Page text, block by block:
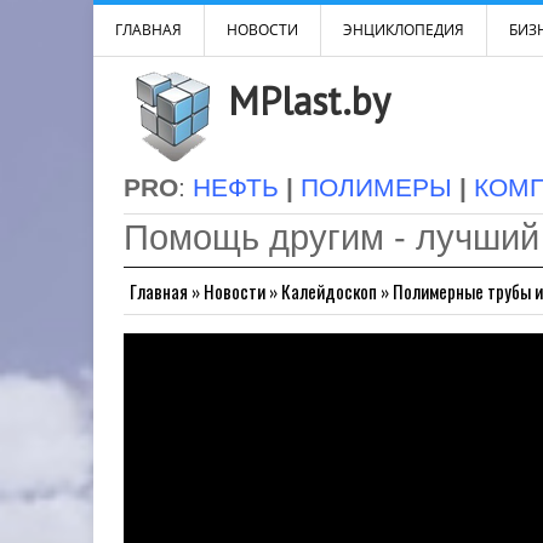
ГЛАВНАЯ НОВОСТИ ЭНЦИКЛОПЕДИЯ
MPlast.by
PRO: НЕФТЬ | ПОЛИМЕРЫ |
Помощь другим -
Главная »Новости»Калейдоскоп »Полимерные трубы